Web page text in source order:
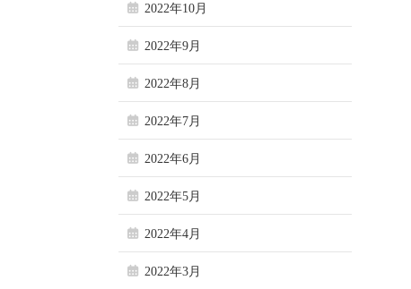
2022年10月
2022年9月
2022年8月
2022年7月
2022年6月
2022年5月
2022年4月
2022年3月